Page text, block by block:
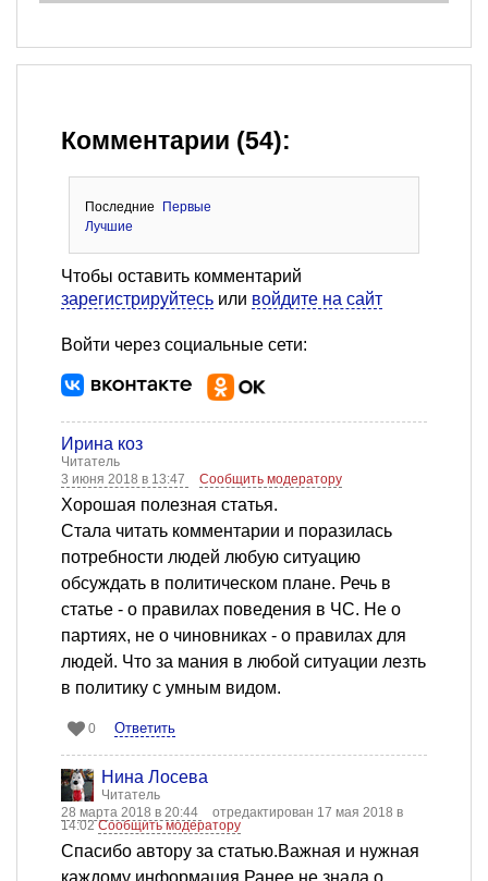
Комментарии (54):
Последние
Первые
Лучшие
Чтобы оставить комментарий
зарегистрируйтесь или войдите на сайт
Войти через социальные сети:
Ирина коз
Читатель
3 июня 2018 в 13:47
Сообщить модератору
Хорошая полезная статья.
Стала читать комментарии и поразилась
потребности людей любую ситуацию
обсуждать в политическом плане. Речь в
статье - о правилах поведения в ЧС. Не о
партиях, не о чиновниках - о правилах для
людей. Что за мания в любой ситуации лезть
в политику с умным видом.
0 Ответить
Нина Лосева
Читатель
28 марта 2018 в 20:44
отредактирован 17 мая 2018 в
14:02Сообщить модератору
Спасибо автору за статью.Важная и нужная
каждому информация.Ранее не знала о